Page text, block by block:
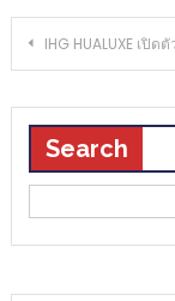
Post
IHG HUALUXE เปิดตัวที่ไต้หวัน: ดีไ
Search